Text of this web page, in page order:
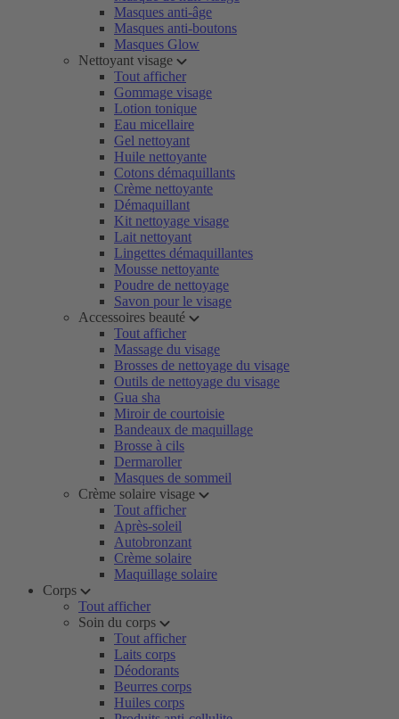
Masques anti-âge
Masques anti-boutons
Masques Glow
Nettoyant visage
Tout afficher
Gommage visage
Lotion tonique
Eau micellaire
Gel nettoyant
Huile nettoyante
Cotons démaquillants
Crème nettoyante
Démaquillant
Kit nettoyage visage
Lait nettoyant
Lingettes démaquillantes
Mousse nettoyante
Poudre de nettoyage
Savon pour le visage
Accessoires beauté
Tout afficher
Massage du visage
Brosses de nettoyage du visage
Outils de nettoyage du visage
Gua sha
Miroir de courtoisie
Bandeaux de maquillage
Brosse à cils
Dermaroller
Masques de sommeil
Crème solaire visage
Tout afficher
Après-soleil
Autobronzant
Crème solaire
Maquillage solaire
Corps
Tout afficher
Soin du corps
Tout afficher
Laits corps
Déodorants
Beurres corps
Huiles corps